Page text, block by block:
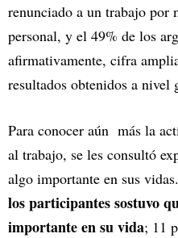
renunciado a un trabajo por
personal, y el 49% de los
afirmativamente, cifra
resultados obtenidos a nivel
Para conocer aún más la
al trabajo, se les consultó
algo importante en sus
los participantes sostuvo
importante en su vida; 11